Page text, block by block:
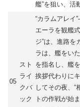
艦”を狙い、活
05
スト
ライ
クバ
ック
“カラムアレ
エーラを観艦
ジ”は、進路を
ラは、艦をい
を指名し、艦
挨拶代わりに
してその夜、“
トの作戦が始